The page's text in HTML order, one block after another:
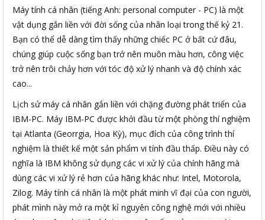
Máy tính cá nhân (tiếng Anh: personal computer - PC) là một
vật dụng gắn liền với đời sống của nhân loại trong thế kỷ 21.
Bạn có thể dễ dàng tìm thấy những chiếc PC ở bất cứ đâu,
chúng giúp cuộc sống bạn trở nên muôn màu hơn, công việc
trở nên trôi chảy hơn với tóc độ xử lý nhanh và độ chính xác
cao...
Lịch sử máy cá nhân gắn liền với chặng đường phát triển của
IBM-PC. Máy IBM-PC được khởi đầu từ một phòng thí nghiệm
tại Atlanta (Georrgia, Hoa Kỳ), mục đích của công trình thí
nghiệm là thiết kế một sản phẩm vi tính đầu thấp. Điều này có
nghĩa là IBM không sử dụng các vi xử lý của chính hãng mà
dùng các vi xử lý rẻ hơn của hãng khác như: Intel, Motorola,
Zilog. Máy tính cá nhân là một phát minh vĩ đại của con người,
phát mình này mở ra một kỉ nguyên công nghệ mới với nhiều